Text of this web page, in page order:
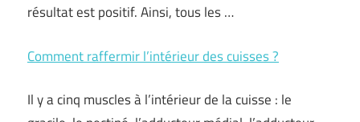
résultat est positif. Ainsi, tous les …
Comment raffermir l’intérieur des cuisses ?
Il y a cinq muscles à l’intérieur de la cuisse : le